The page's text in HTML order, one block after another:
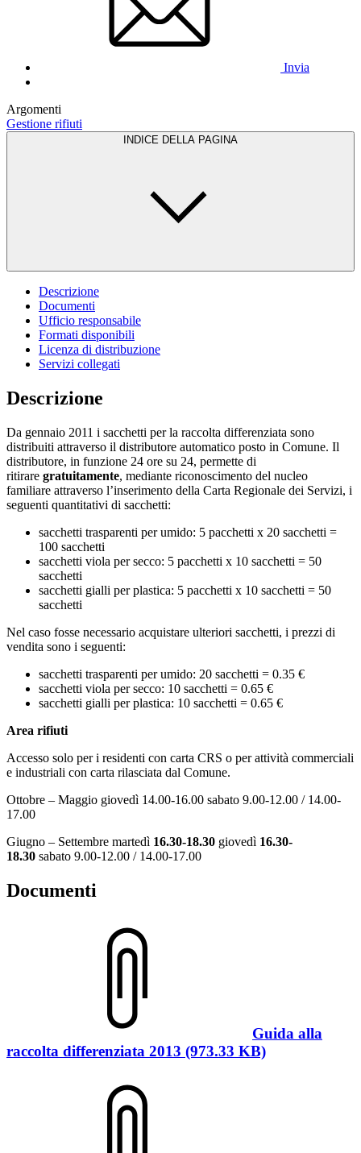
Invia
Argomenti
Gestione rifiuti
INDICE DELLA PAGINA
Descrizione
Documenti
Ufficio responsabile
Formati disponibili
Licenza di distribuzione
Servizi collegati
Descrizione
Da gennaio 2011 i sacchetti per la raccolta differenziata sono
distribuiti attraverso il distributore automatico posto in Comune. Il
distributore, in funzione 24 ore su 24, permette di
ritirare gratuitamente, mediante riconoscimento del nucleo
familiare attraverso l’inserimento della Carta Regionale dei Servizi, i
seguenti quantitativi di sacchetti:
sacchetti trasparenti per umido: 5 pacchetti x 20 sacchetti =
100 sacchetti
sacchetti viola per secco: 5 pacchetti x 10 sacchetti = 50
sacchetti
sacchetti gialli per plastica: 5 pacchetti x 10 sacchetti = 50
sacchetti
Nel caso fosse necessario acquistare ulteriori sacchetti, i prezzi di
vendita sono i seguenti:
sacchetti trasparenti per umido: 20 sacchetti = 0.35 €
sacchetti viola per secco: 10 sacchetti = 0.65 €
sacchetti gialli per plastica: 10 sacchetti = 0.65 €
Area rifiuti
Accesso solo per i residenti con carta CRS o per attività commerciali
e industriali con carta rilasciata dal Comune.
Ottobre – Maggio giovedì 14.00-16.00 sabato 9.00-12.00 / 14.00-
17.00
Giugno – Settembre martedì 16.30-18.30 giovedì 16.30-
18.30 sabato 9.00-12.00 / 14.00-17.00
Documenti
Guida alla
raccolta differenziata 2013 (973.33 KB)